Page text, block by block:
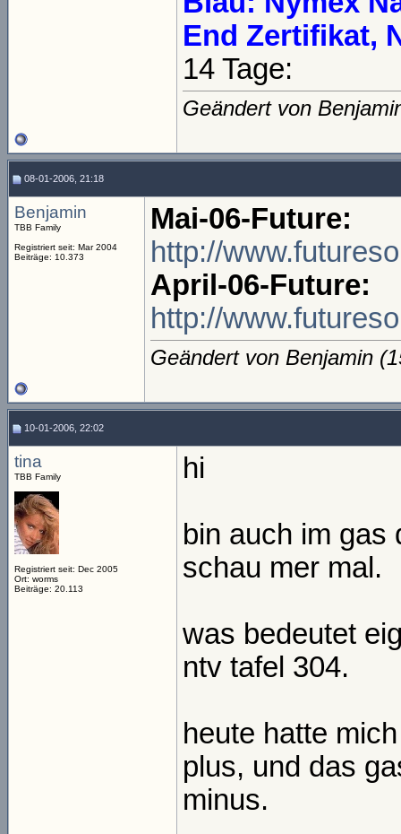
End Zertifikat,
14 Tage:
Geändert von
08-01-2006, 21:18
Benjamin
TBB Family
Registriert seit: Mar 2004
Beiträge: 10.373
Mai-06-Future:
http://
April-06-Future:
http://
Geändert von Benjamin
10-01-2006, 22:02
tina
TBB Family
Registriert seit: Dec 2005
Ort: worms
Beiträge: 20.113
hi
bin auch im gas
schau mer mal.
was bedeutet
ntv tafel 304.
heute hatte
plus, und das
minus.